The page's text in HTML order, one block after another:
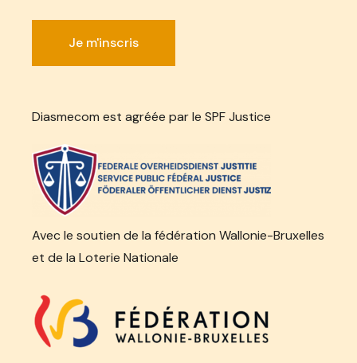
Diasmecom est agréée par le SPF Justice
Avec le soutien de la fédération Wallonie-Bruxelles
et de la Loterie Nationale